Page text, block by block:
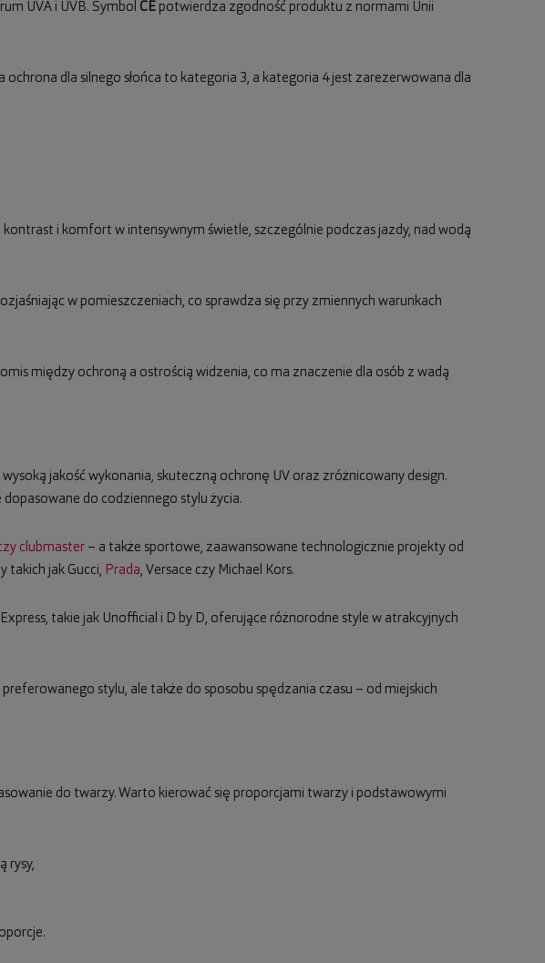
UVA i UVB. Symbol CE potwierdza zgodność produktu z normami Unii
dla silnego słońca to kategoria 3, a kategoria 4 jest zarezerwowana dla
i komfort w intensywnym świetle, szczególnie podczas jazdy, nad wodą
w pomieszczeniach, co sprawdza się przy zmiennych warunkach
między ochroną a ostrością widzenia, co ma znaczenie dla osób z wadą
wysoką jakość wykonania, skuteczną ochronę UV oraz zróżnicowany design.
do codziennego stylu życia.
clubmaster – a także sportowe, zaawansowane technologicznie projekty od
takich jak Gucci, Prada, Versace czy Michael Kors.
takie jak Unofficial i D by D, oferujące różnorodne style w atrakcyjnych
stylu, ale także do sposobu spędzania czasu – od miejskich
do twarzy. Warto kierować się proporcjami twarzy i podstawowymi
rysy,